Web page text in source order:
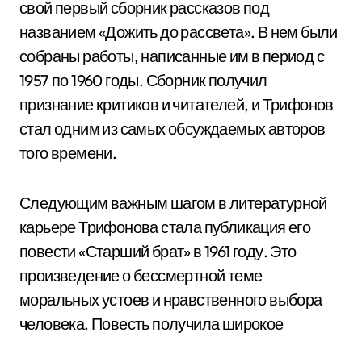
свой первый сборник рассказов под
названием «Дожить до рассвета». В нем были
собраны работы, написанные им в период с
1957 по 1960 годы. Сборник получил
признание критиков и читателей, и Трифонов
стал одним из самых обсуждаемых авторов
того времени.
Следующим важным шагом в литературной
карьере Трифонова стала публикация его
повести «Старший брат» в 1961 году. Это
произведение о бессмертной теме
моральных устоев и нравственного выбора
человека. Повесть получила широкое